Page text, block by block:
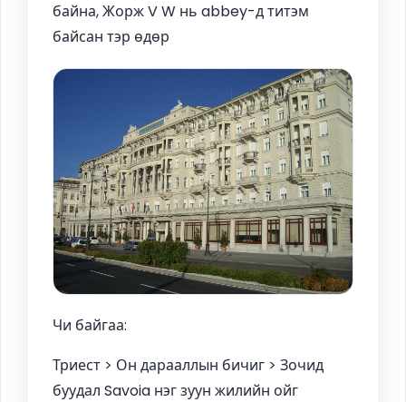
байна, Жорж V W нь abbey-д титэм
байсан тэр өдөр
Чи байгаа:
Триест > Он дарааллын бичиг > Зочид
буудал Savoia нэг зуун жилийн ойг